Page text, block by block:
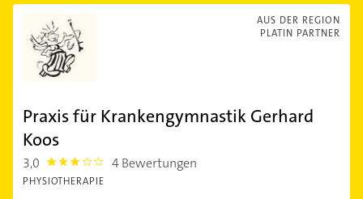
AUS DER REGION
PLATIN PARTNER
Praxis für Krankengymnastik Gerhard
Koos
3,0 3.0 4 Bewertungen
PHYSIOTHERAPIE